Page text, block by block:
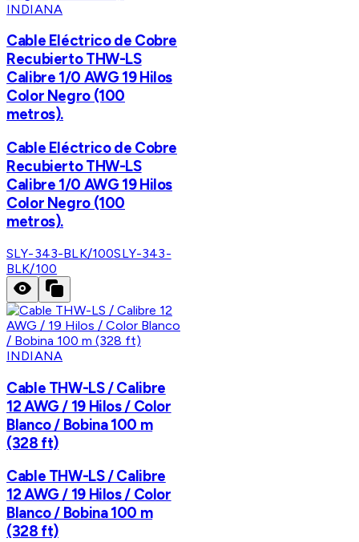
INDIANA
Cable Eléctrico de Cobre
Recubierto THW-LS
Calibre 1/0 AWG 19 Hilos
Color Negro (100
metros).
Cable Eléctrico de Cobre
Recubierto THW-LS
Calibre 1/0 AWG 19 Hilos
Color Negro (100
metros).
SLY-343-BLK/100SLY-343-
BLK/100
INDIANA
Cable THW-LS / Calibre
12 AWG / 19 Hilos / Color
Blanco / Bobina 100 m
(328 ft)
Cable THW-LS / Calibre
12 AWG / 19 Hilos / Color
Blanco / Bobina 100 m
(328 ft)